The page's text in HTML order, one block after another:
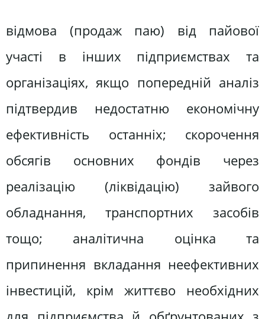
відмова (продаж паю) від пайової
участі в інших підприємствах та
організаціях, якщо попередній аналіз
підтвердив недостатню економічну
ефективність останніх; скорочення
обсягів основних фондів через
реалізацію (ліквідацію) зайвого
обладнання, транспортних засобів
тощо; аналітична оцінка та
припинення вкладання неефективних
інвестицій, крім життєво необхідних